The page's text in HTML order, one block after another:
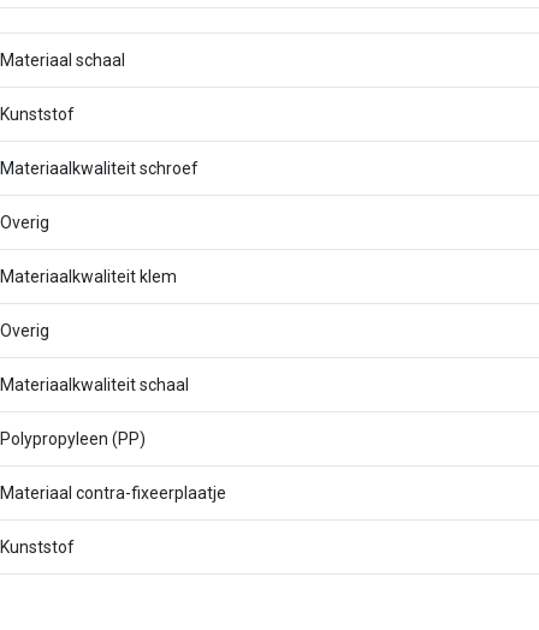
Materiaal schaal
Kunststof
Materiaalkwaliteit schroef
Overig
Materiaalkwaliteit klem
Overig
Materiaalkwaliteit schaal
Polypropyleen (PP)
Materiaal contra-fixeerplaatje
Kunststof